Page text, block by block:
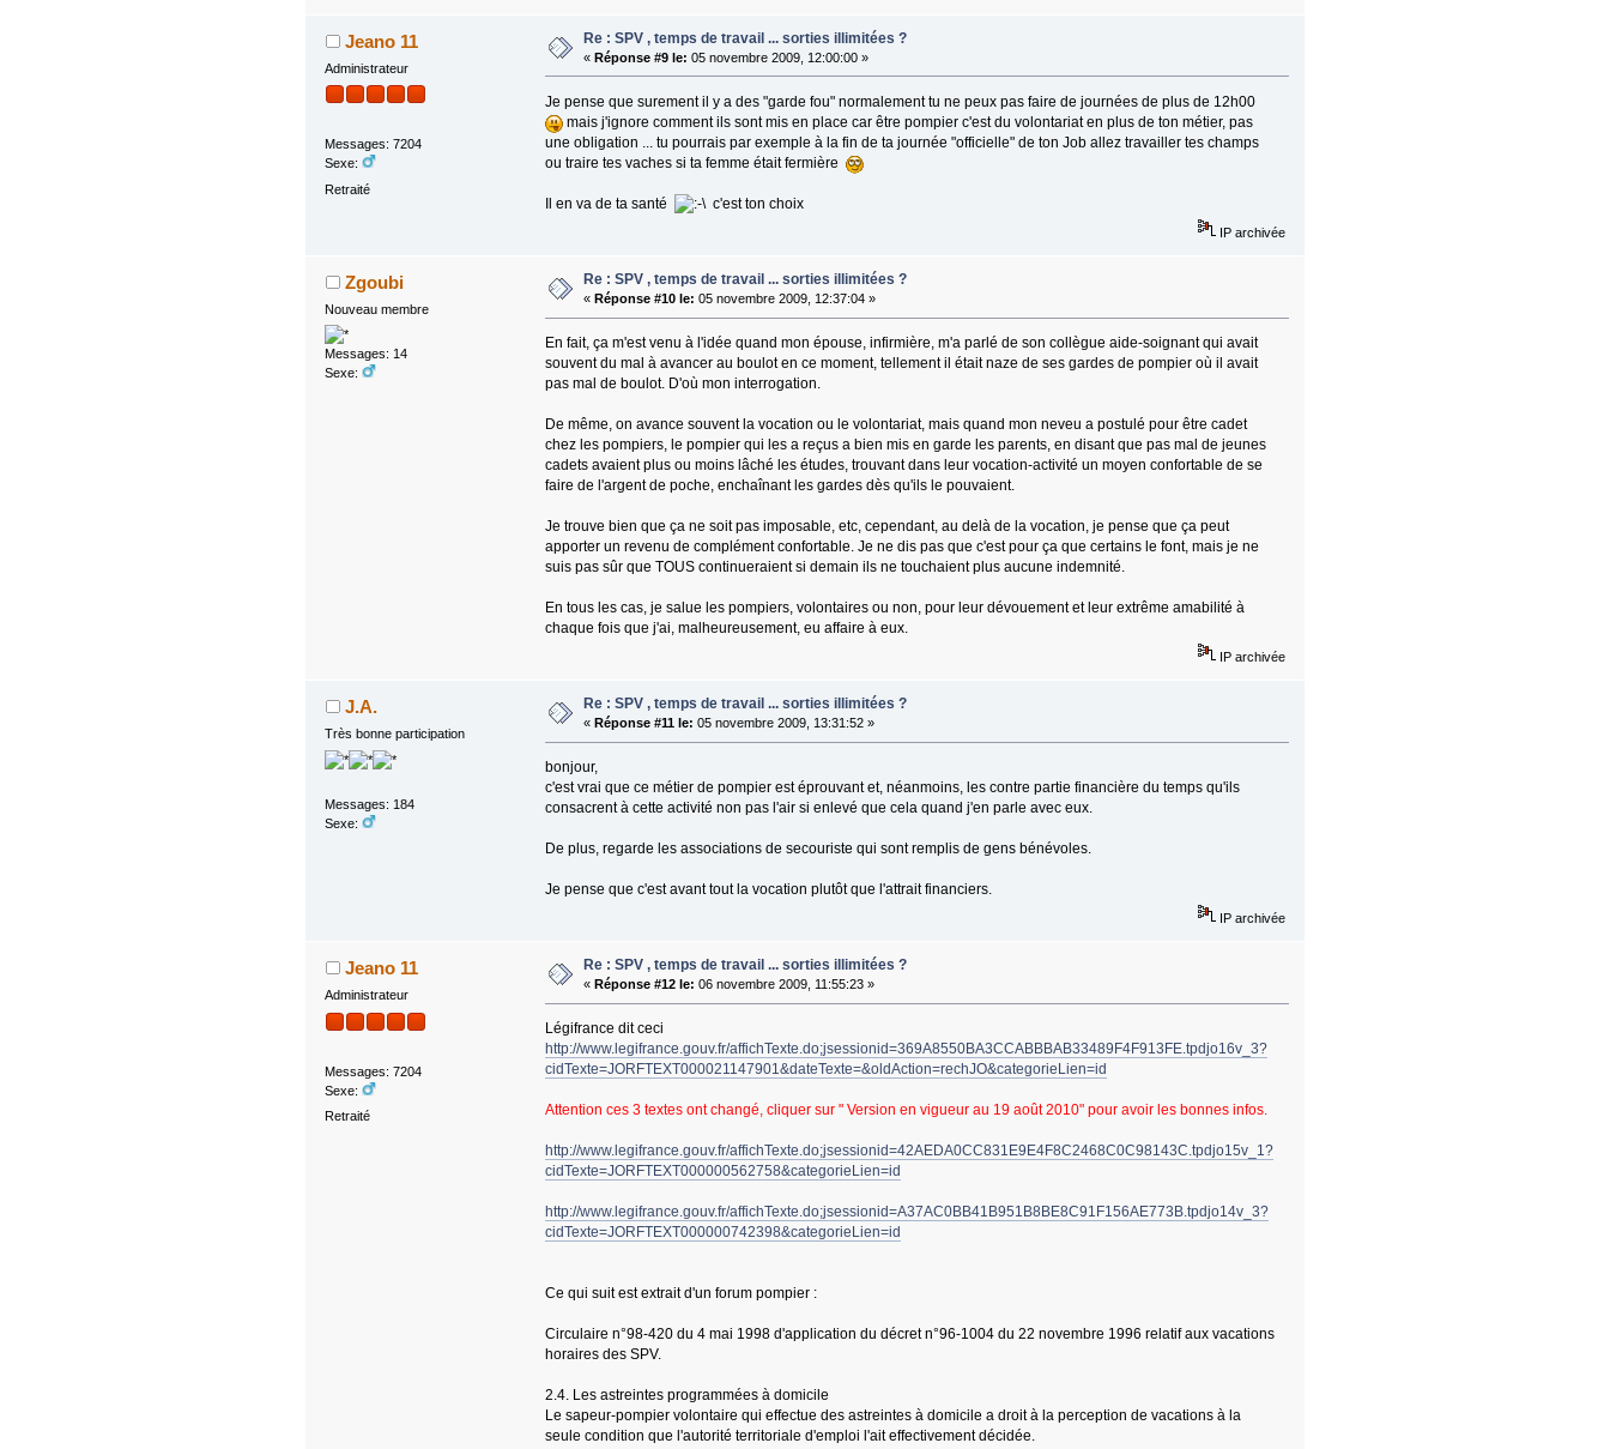
Jeano 11
Administrateur
Messages: 7204
Sexe:
Retraité
Re : SPV , temps de travail ... sorties illimitées ?
«Réponse #9 le: 05 novembre 2009, 12:00:00 »
Je pense que surement il y a des "garde fou" normalement tu ne peux pas faire de journées de plus de 12h00
mais j'ignore comment ils sont mis en place car être pompier c'est du volontariat en plus de ton métier, pas
une obligation ... tu pourrais par exemple à la fin de ta journée "officielle" de ton Job allez travailler tes champs
ou traire tes vaches si ta femme était fermière
Il en va de ta santé c'est ton choix
IP archivée
Zgoubi
Nouveau membre
Messages: 14
Sexe:
Re : SPV , temps de travail ... sorties illimitées ?
«Réponse #10 le: 05 novembre 2009, 12:37:04 »
En fait, ça m'est venu à l'idée quand mon épouse, infirmière, m'a parlé de son collègue aide-soignant qui avait
souvent du mal à avancer au boulot en ce moment, tellement il était naze de ses gardes de pompier où il avait
pas mal de boulot. D'où mon interrogation.
De même, on avance souvent la vocation ou le volontariat, mais quand mon neveu a postulé pour être cadet
chez les pompiers, le pompier qui les a reçus a bien mis en garde les parents, en disant que pas mal de jeunes
cadets avaient plus ou moins lâché les études, trouvant dans leur vocation-activité un moyen confortable de se
faire de l'argent de poche, enchaînant les gardes dès qu'ils le pouvaient.
Je trouve bien que ça ne soit pas imposable, etc, cependant, au delà de la vocation, je pense que ça peut
apporter un revenu de complément confortable. Je ne dis pas que c'est pour ça que certains le font, mais je ne
suis pas sûr que TOUS continueraient si demain ils ne touchaient plus aucune indemnité.
En tous les cas, je salue les pompiers, volontaires ou non, pour leur dévouement et leur extrême amabilité à
chaque fois que j'ai, malheureusement, eu affaire à eux.
IP archivée
J.A.
Très bonne participation
Messages: 184
Sexe:
Re : SPV , temps de travail ... sorties illimitées ?
« Réponse #11 le: 05 novembre 2009, 13:31:52 »
bonjour,
c'est vrai que ce métier de pompier est éprouvant et, néanmoins, les contre partie financière du temps qu'ils
consacrent à cette activité non pas l'air si enlevé que cela quand j'en parle avec eux.
De plus, regarde les associations de secouriste qui sont remplis de gens bénévoles.
Je pense que c'est avant tout la vocation plutôt que l'attrait financiers.
IP archivée
Jeano 11
Administrateur
Messages: 7204
Sexe:
Retraité
Re : SPV , temps de travail ... sorties illimitées ?
« Réponse #12 le: 06 novembre 2009, 11:55:23 »
Légifrance dit ceci
http://www.legifrance.gouv.fr/affichTexte.do;jsessionid=369A8550BA3CCABBBAB33489F4F913FE.tpdjo16v_3?
cidTexte=JORFTEXT000021147901&dateTexte=&oldAction=rechJO&categorieLien=id
Attention ces 3 textes ont changé, cliquer sur " Version en vigueur au 19 août 2010" pour avoir les bonnes infos.
http://www.legifrance.gouv.fr/affichTexte.do;jsessionid=42AEDA0CC831E9E4F8C2468C0C98143C.tpdjo15v_1?
cidTexte=JORFTEXT000000562758&categorieLien=id
http://www.legifrance.gouv.fr/affichTexte.do;jsessionid=A37AC0BB41B951B8BE8C91F156AE773B.tpdjo14v_3?
cidTexte=JORFTEXT000000742398&categorieLien=id
Ce qui suit est extrait d'un forum pompier :
Circulaire n°98-420 du 4 mai 1998 d'application du décret n°96-1004 du 22 novembre 1996 relatif aux vacations
horaires des SPV.
2.4. Les astreintes programmées à domicile
Le sapeur-pompier volontaire qui effectue des astreintes à domicile a droit à la perception de vacations à la
seule condition que l'autorité territoriale d'emploi l'ait effectivement décidée.